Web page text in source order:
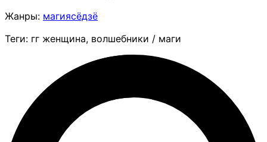
Жанры: магиясёдзё
Теги: гг женщина, волшебники / маги